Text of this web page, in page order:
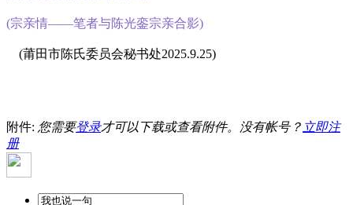
(宗亲情——笔者与陈光銮宗亲合影)
(莆田市陈氏委员会秘书处2025.9.25)
附件: 您需要登录才可以下载或查看附件。没有帐号？ 立即注
册